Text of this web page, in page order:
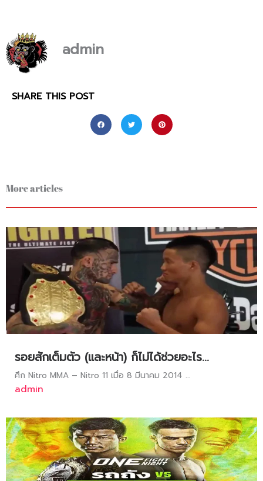
admin
SHARE THIS POST
More articles
รอยสักเต็มตัว (และหน้า) ก็ไม่ได้ช่วยอะไร…
ศึก Nitro MMA – Nitro 11 เมื่อ 8 มีนาคม 2014 ...
admin